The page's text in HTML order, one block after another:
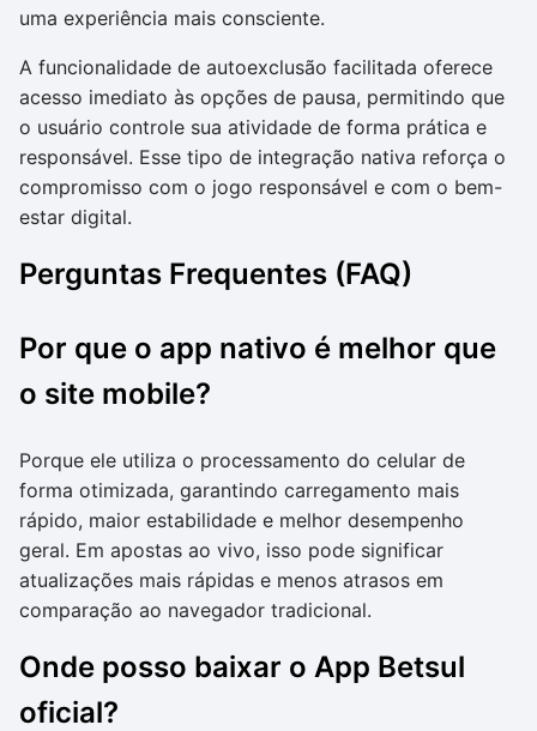
uma experiência mais consciente.
A funcionalidade de autoexclusão facilitada oferece
acesso imediato às opções de pausa, permitindo que
o usuário controle sua atividade de forma prática e
responsável. Esse tipo de integração nativa reforça o
compromisso com o jogo responsável e com o bem-
estar digital.
Perguntas Frequentes (FAQ)
Por que o app nativo é melhor que
o site mobile?
Porque ele utiliza o processamento do celular de
forma otimizada, garantindo carregamento mais
rápido, maior estabilidade e melhor desempenho
geral. Em apostas ao vivo, isso pode significar
atualizações mais rápidas e menos atrasos em
comparação ao navegador tradicional.
Onde posso baixar o App Betsul
oficial?